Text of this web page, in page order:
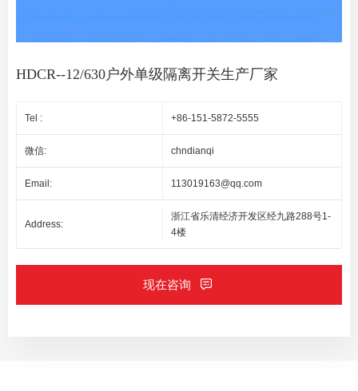
HDCR--12/630户外单级隔离开关生产厂家
Tel : +86-151-5872-5555
微信: chndianqi
Email: 113019163@qq.com
Address:
浙江省乐清经济开发区经九路288号1-
4楼
现在咨询